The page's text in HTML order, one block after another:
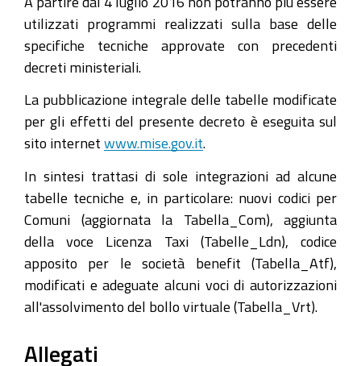
utilizzati programmi realizzati sulla base delle
specifiche tecniche approvate con precedenti
decreti ministeriali.
La pubblicazione integrale delle tabelle modificate
per gli effetti del presente decreto è eseguita sul
sito internet www.mise.gov.it
In sintesi trattasi di sole integrazioni ad alcune
tabelle tecniche e, in particolare: nuovi codici per
Comuni (aggiornata la Tabella_Com), aggiunta
della voce Licenza Taxi (Tabelle_Ldn), codice
apposito per le società benefit (Tabella_Atf),
modificati e adeguate alcuni voci di autorizzazioni
all'assolvimento del bollo virtuale (Tabella_Vrt).
Allegati